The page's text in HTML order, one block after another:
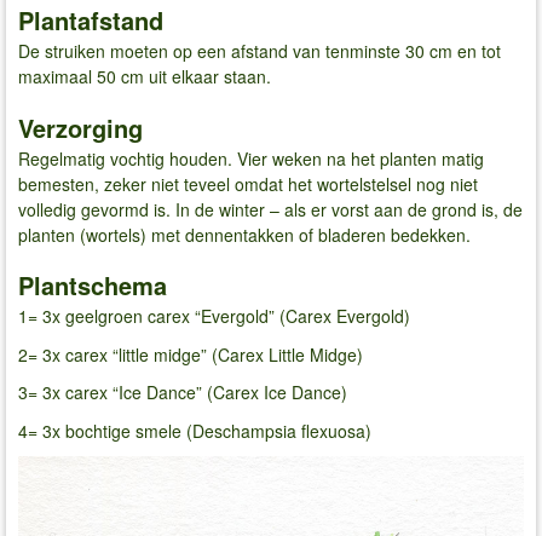
Plantafstand
De struiken moeten op een afstand van tenminste 30 cm en tot
maximaal 50 cm uit elkaar staan.
Verzorging
Regelmatig vochtig houden. Vier weken na het planten matig
bemesten, zeker niet teveel omdat het wortelstelsel nog niet
volledig gevormd is. In de winter – als er vorst aan de grond is, de
planten (wortels) met dennentakken of bladeren bedekken.
Plantschema
1= 3x geelgroen carex “Evergold” (Carex Evergold)
2= 3x carex “little midge” (Carex Little Midge)
3= 3x carex “Ice Dance” (Carex Ice Dance)
4= 3x bochtige smele (Deschampsia flexuosa)